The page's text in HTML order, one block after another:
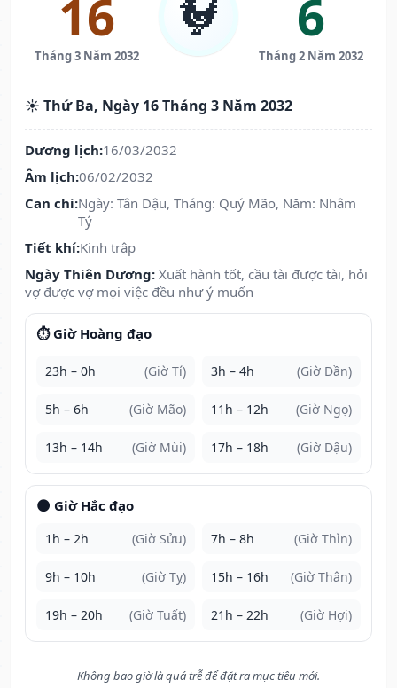
16
Tháng 3 Năm 2032
🐓 6
Tháng 2 Năm 2032
☀️ Thứ Ba, Ngày 16 Tháng 3 Năm 2032
Dương lịch:16/03/2032
Âm lịch:06/02/2032
Can chi:Ngày: Tân Dậu, Tháng: Quý Mão, Năm: Nhâm
Tý
Tiết khí:Kinh trập
Ngày Thiên Dương: Xuất hành tốt, cầu tài được tài, hỏi
vợ được vợ mọi việc đều như ý muốn
⏱️ Giờ Hoàng đạo
23h – 0h (Giờ Tí) 3h – 4h (Giờ Dần)
5h – 6h (Giờ Mão) 11h – 12h (Giờ Ngọ)
13h – 14h (Giờ Mùi) 17h – 18h (Giờ Dậu)
🌑 Giờ Hắc đạo
1h – 2h (Giờ Sửu) 7h – 8h (Giờ Thìn)
9h – 10h (Giờ Tỵ) 15h – 16h (Giờ Thân)
19h – 20h (Giờ Tuất) 21h – 22h (Giờ Hợi)
Không bao giờ là quá trễ để đặt ra mục tiêu mới.